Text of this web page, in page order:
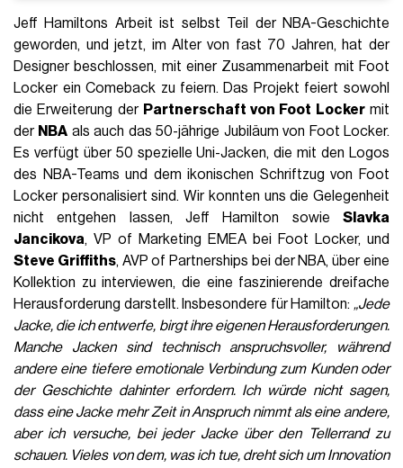
Jeff Hamiltons Arbeit ist selbst Teil der NBA-Geschichte
geworden, und jetzt, im Alter von fast 70 Jahren, hat der
Designer beschlossen, mit einer Zusammenarbeit mit Foot
Locker ein Comeback zu feiern. Das Projekt feiert sowohl
die Erweiterung der Partnerschaft von Foot Lockermit
der NBA als auch das 50-jährige Jubiläum von Foot Locker.
Es verfügt über 50 spezielle Uni-Jacken, die mit den Logos
des NBA-Teams und dem ikonischen Schriftzug von Foot
Locker personalisiert sind. Wir konnten uns die Gelegenheit
nicht entgehen lassen, Jeff Hamilton sowie Slavka
Jancikova, VP of Marketing EMEA bei Foot Locker, und
Steve Griffiths, AVP of Partnerships bei der NBA, über eine
Kollektion zu interviewen, die eine faszinierende dreifache
Herausforderung darstellt. Insbesondere für Hamilton: „Jede
Jacke, die ich entwerfe, birgt ihre eigenen Herausforderungen.
Manche Jacken sind technisch anspruchsvoller, während
andere eine tiefere emotionale Verbindung zum Kunden oder
der Geschichte dahinter erfordern. Ich würde nicht sagen,
dass eine Jacke mehr Zeit in Anspruch nimmt als eine andere,
aber ich versuche, bei jeder Jacke über den Tellerrand zu
schauen. Vieles von dem, was ich tue, dreht sich um Innovation